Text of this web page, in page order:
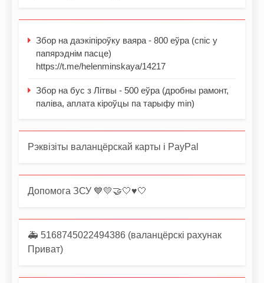
Збор на даэкіпіроўку ваяра - 800 еўра (спіс у
папярэднім пасце)
https://t.me/helenminskaya/14217
Збор на бус з Літвы - 500 еўра (дробны рамонт,
паліва, аплата кіроўцы па тарыфу min)
Рэквізіты валанцёрскай карты і PayPal
Допомога ЗСУ 💙💛🤝🤍♥️🤍
🚑 5168745022494386 (валанцёрскі рахунак
Приват)